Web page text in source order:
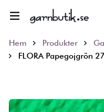
Hem Produkter
FLORA Papegojgrön 27